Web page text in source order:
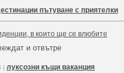
пътуване с приятелки
в които ще се влюбите
и отвътре
| луксозни къщи ваканция